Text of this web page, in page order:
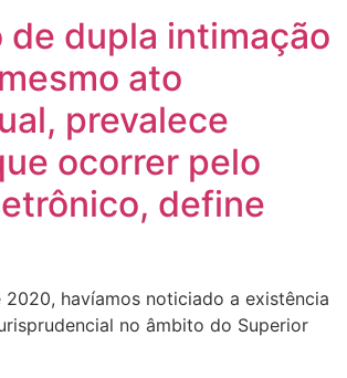
de dupla intimação
ato
prevalece
ocorrer pelo
define
2020, havíamos noticiado a existência
no âmbito do Superior